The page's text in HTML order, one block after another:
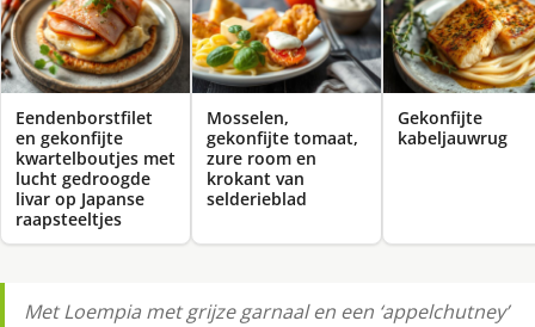
Eendenborstfilet
en gekonfijte
kwartelboutjes met
lucht gedroogde
livar op Japanse
raapsteeltjes
Mosselen,
gekonfijte tomaat,
zure room en
krokant van
selderieblad
Gekonfijte
kabeljauwrug
Met Loempia met grijze garnaal en een ‘appelchutney’